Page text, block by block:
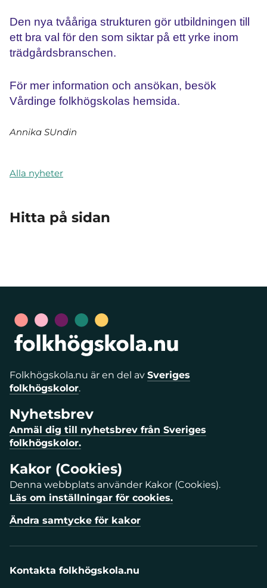
Den nya tvååriga strukturen gör utbildningen till
ett bra val för den som siktar på ett yrke inom
trädgårdsbranschen.
För mer information och ansökan, besök
Vårdinge folkhögskolas hemsida.
Annika SUndin
Alla nyheter
Hitta på sidan
Folkhögskola.nu är en del av Sveriges
folkhögskolor.
Nyhetsbrev
Anmäl dig till nyhetsbrev från Sveriges
folkhögskolor.
Kakor (Cookies)
Denna webbplats använder Kakor (Cookies).
Läs om inställningar för cookies.
Ändra samtycke för kakor
Kontakta folkhögskola.nu